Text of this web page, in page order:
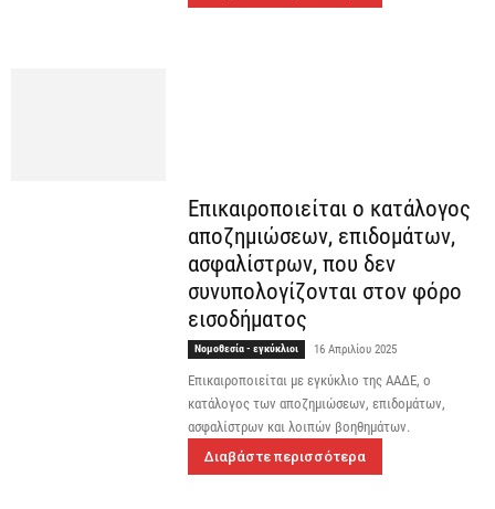
Επικαιροποιείται ο κατάλογος
αποζημιώσεων, επιδομάτων,
ασφαλίστρων, που δεν
συνυπολογίζονται στον φόρο
εισοδήματος
Νομοθεσία - εγκύκλιοι 16 Απριλίου 2025
Επικαιροποιείται με εγκύκλιο της ΑΑΔΕ, ο
κατάλογος των αποζημιώσεων, επιδομάτων,
ασφαλίστρων και λοιπών βοηθημάτων.
Διαβάστε περισσότερα